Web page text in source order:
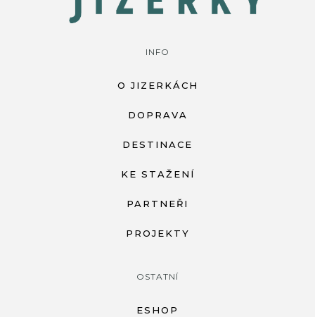
INFO
O JIZERKÁCH
DOPRAVA
DESTINACE
KE STAŽENÍ
PARTNEŘI
PROJEKTY
OSTATNÍ
ESHOP